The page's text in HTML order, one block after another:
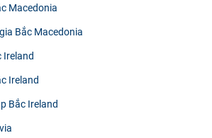
Macedonia
Bắc Macedonia
Ireland
Ireland
Bắc Ireland